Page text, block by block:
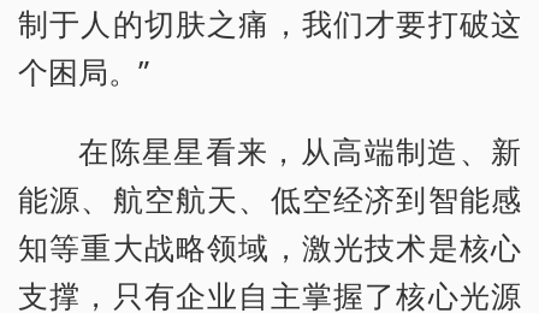
制于人的切肤之痛，我们才要打破这
个困局。”
在陈星星看来，从高端制造、新
能源、航空航天、低空经济到智能感
知等重大战略领域，激光技术是核心
支撑，只有企业自主掌握了核心光源